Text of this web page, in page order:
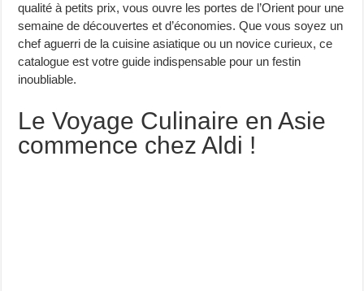
qualité à petits prix, vous ouvre les portes de l’Orient pour une
semaine de découvertes et d’économies. Que vous soyez un
chef aguerri de la cuisine asiatique ou un novice curieux, ce
catalogue est votre guide indispensable pour un festin
inoubliable.
Le Voyage Culinaire en Asie
commence chez Aldi !